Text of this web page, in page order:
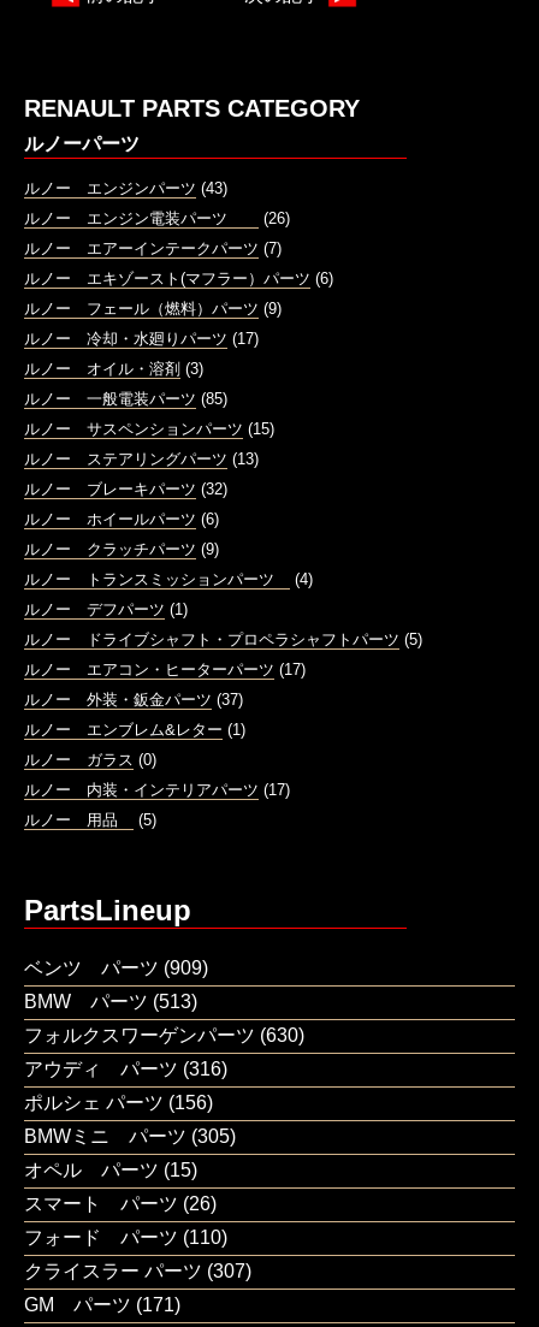
RENAULT PARTS CATEGORY
ルノーパーツ
ルノー エンジンパーツ (43)
ルノー エンジン電装パーツ
(26)
ルノー エアーインテークパーツ (7)
ルノー エキゾースト(マフラー）パーツ (6)
ルノー フェール（燃料）パーツ (9)
ルノー 冷却・水廻りパーツ (17)
ルノー オイル・溶剤 (3)
ルノー 一般電装パーツ (85)
ルノー サスペンションパーツ (15)
ルノー ステアリングパーツ (13)
ルノー ブレーキパーツ (32)
ルノー ホイールパーツ (6)
ルノー クラッチパーツ (9)
ルノー トランスミッションパーツ
(4)
ルノー デフパーツ (1)
ルノー ドライブシャフト・プロペラシャフトパーツ (5)
ルノー エアコン・ヒーターパーツ (17)
ルノー 外装・鈑金パーツ (37)
ルノー エンブレム&レター (1)
ルノー ガラス (0)
ルノー 内装・インテリアパーツ (17)
ルノー 用品
(5)
PartsLineup
ベンツ パーツ (909)
BMW パーツ (513)
フォルクスワーゲンパーツ (630)
アウディ パーツ (316)
ポルシェ パーツ (156)
BMWミニ パーツ (305)
オペル パーツ (15)
スマート パーツ (26)
フォード パーツ (110)
クライスラー パーツ (307)
GM パーツ (171)